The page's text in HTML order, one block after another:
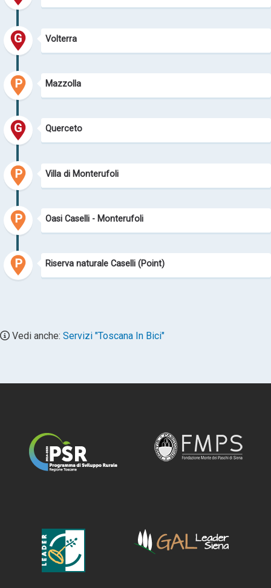
Volterra
Mazzolla
Querceto
Villa di Monterufoli
Oasi Caselli - Monterufoli
Riserva naturale Caselli (Point)
Vedi anche: Servizi "Toscana In Bici"